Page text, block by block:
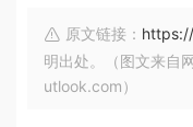
原文链接：
明出处。（图文来自
utlook.com）